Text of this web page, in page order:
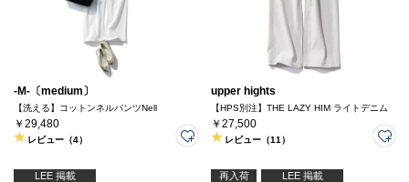
-M-〔medium〕
【洗える】コットンネルパンツNell
￥29,480
レビュー（4）
upper hights
【HPS別注】THE LAZY HIM ライトデニム
￥27,500
レビュー（11）
LEE 掲載 再入荷 LEE 掲載